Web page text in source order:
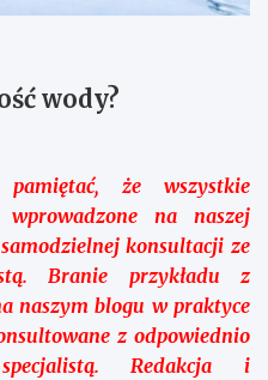
wody?
że wszystkie
na naszej
konsultacji ze
Branie przykładu z
naszym blogu w praktyce
z odpowiednio
Redakcja i